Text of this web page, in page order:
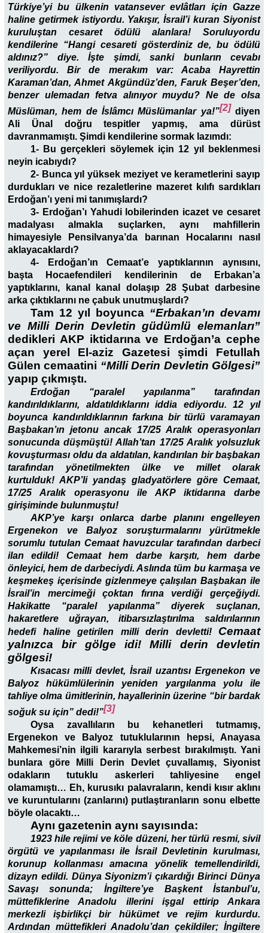
Türkiye’yi bu ülkenin vatansever evlâtları için Gazze
haline getirmek istiyordu. Yakışır, İsrail’i kuran Siyonist
kuruluştan cesaret ödülü alanlara! Soruluyordu
kendilerine “Hangi cesareti gösterdiniz de, bu ödülü
aldınız?” diye. İşte şimdi, sanki bunların cevabı
veriliyordu. Bir de merakım var: Acaba Hayrettin
Karaman’dan, Ahmet Akgündüz’den, Faruk Beşer’den,
benzer ulemadan fetva alınıyor muydu? Ne de olsa
Müslüman, hem de İslâmcı Müslümanlar ya!”[2] diyen
Ali Ünal doğru tespitler yapmış, ama dürüst
davranmamıştı. Şimdi kendilerine sormak lazımdı:
1- Bu gerçekleri söylemek için 12 yıl beklenmesi
neyin icabıydı?
2- Bunca yıl yüksek meziyet ve kerametlerini sayıp
durdukları ve nice rezaletlerine mazeret kılıfı sardıkları
Erdoğan’ı yeni mi tanımışlardı?
3- Erdoğan’ı Yahudi lobilerinden icazet ve cesaret
madalyası almakla suçlarken, aynı mahfillerin
himayesiyle Pensilvanya’da barınan Hocalarını nasıl
aklayacaklardı?
4- Erdoğan’ın Cemaat’e yaptıklarının aynısını,
başta Hocaefendileri kendilerinin de Erbakan’a
yaptıklarını, kanal kanal dolaşıp 28 Şubat darbesine
arka çıktıklarını ne çabuk unutmuşlardı?
Tam 12 yıl boyunca “Erbakan’ın devamı
ve Milli Derin Devletin güdümlü elemanları”
dedikleri AKP iktidarına ve Erdoğan’a cephe
açan yerel El-aziz Gazetesi şimdi Fetullah
Gülen cemaatini “Milli Derin Devletin Gölgesi”
yapıp çıkmıştı.
Erdoğan “paralel yapılanma” tarafından
kandırıldıklarını, aldatıldıklarını iddia ediyordu. 12 yıl
boyunca kandırıldıklarının farkına bir türlü varamayan
Başbakan’ın jetonu ancak 17/25 Aralık operasyonları
sonucunda düşmüştü! Allah’tan 17/25 Aralık yolsuzluk
kovuşturması oldu da aldatılan, kandırılan bir başbakan
tarafından yönetilmekten ülke ve millet olarak
kurtulduk! AKP’li yandaş gladyatörlere göre Cemaat,
17/25 Aralık operasyonu ile AKP iktidarına darbe
girişiminde bulunmuştu!
AKP’ye karşı onlarca darbe planını engelleyen
Ergenekon ve Balyoz soruşturmalarını yürütmekle
sorumlu tutulan Cemaat havuzcular tarafından darbeci
ilan edildi! Cemaat hem darbe karşıtı, hem darbe
önleyici, hem de darbeciydi. Aslında tüm bu karmaşa ve
keşmekeş içerisinde gizlenmeye çalışılan Başbakan ile
İsrail’in mercimeği çoktan fırına verdiği gerçeğiydi.
Hakikatte “paralel yapılanma” diyerek suçlanan,
hakaretlere uğrayan, itibarsızlaştırılma saldırılarının
hedefi haline getirilen milli derin devletti! Cemaat
yalnızca bir gölge idi! Milli derin devletin
gölgesi!
Kısacası milli devlet, İsrail uzantısı Ergenekon ve
Balyoz hükümlülerinin yeniden yargılanma yolu ile
tahliye olma ümitlerinin, hayallerinin üzerine “bir bardak
soğuk su için” dedi!”[3]
Oysa zavallıların bu kehanetleri tutmamış,
Ergenekon ve Balyoz tutuklularının hepsi, Anayasa
Mahkemesi’nin ilgili kararıyla serbest bırakılmıştı. Yani
bunlara göre Milli Derin Devlet çuvallamış, Siyonist
odakların tutuklu askerleri tahliyesine engel
olamamıştı… Eh, kurusıkı palavraların, kendi kısır aklını
ve kuruntularını (zanlarını) putlaştıranların sonu elbette
böyle olacaktı…
Aynı gazetenin aynı sayısında:
1923 hile rejimi ve köle düzeni, her türlü resmi, sivil
örgütü ve yapılanması ile İsrail Devletinin kurulması,
korunup kollanması amacına yönelik temellendirildi,
dizayn edildi. Dünya Siyonizm’i çıkardığı Birinci Dünya
Savaşı sonunda; İngiltere’ye Başkent İstanbul’u,
müttefiklerine Anadolu illerini işgal ettirip Ankara
merkezli işbirlikçi bir hükümet ve rejim kurdurdu.
Ardından müttefikleri Anadolu’dan çekildiler; İngiltere